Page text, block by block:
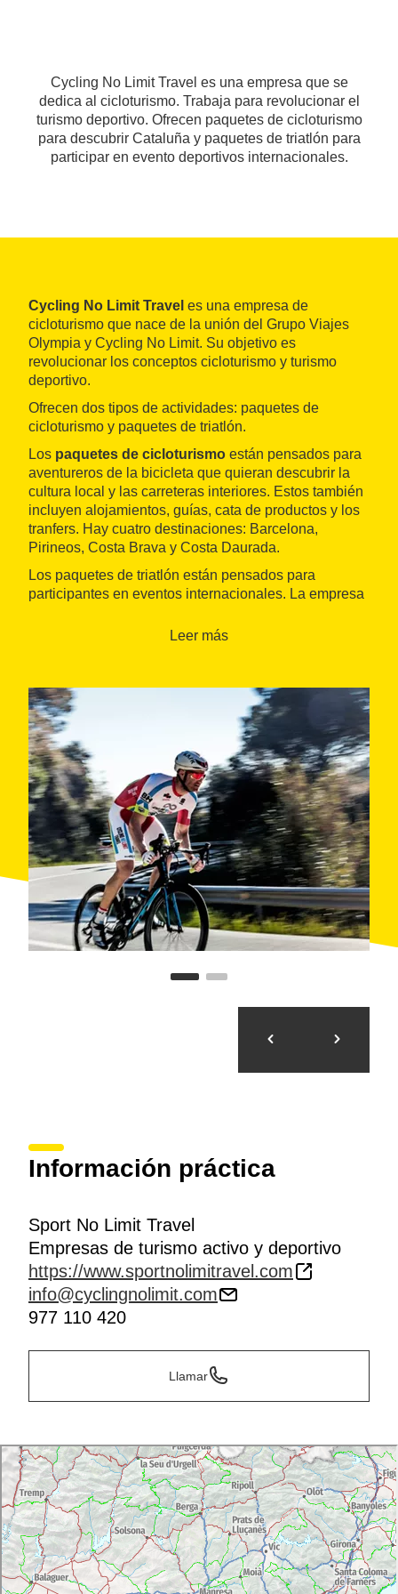
Cycling No Limit Travel es una empresa que se
dedica al cicloturismo. Trabaja para revolucionar el
turismo deportivo. Ofrecen paquetes de cicloturismo
para descubrir Cataluña y paquetes de triatlón para
participar en evento deportivos internacionales.
Cycling No Limit Travel es una empresa de
cicloturismo que nace de la unión del Grupo Viajes
Olympia y Cycling No Limit. Su objetivo es
revolucionar los conceptos cicloturismo y turismo
deportivo.
Ofrecen dos tipos de actividades: paquetes de
cicloturismo y paquetes de triatlón.
Los paquetes de cicloturismo están pensados para
aventureros de la bicicleta que quieran descubrir la
cultura local y las carreteras interiores. Estos también
incluyen alojamientos, guías, cata de productos y los
tranfers. Hay cuatro destinaciones: Barcelona,
Pirineos, Costa Brava y Costa Daurada.
Los paquetes de triatlón están pensados para
participantes en eventos internacionales. La empresa
participantes y acompañantes. Ofrecen la opción de
Leer más
Información práctica
Sport No Limit Travel
Empresas de turismo activo y deportivo
https://www.sportnolimitravel.com
info@cyclingnolimit.com
977 110 420
Llamar